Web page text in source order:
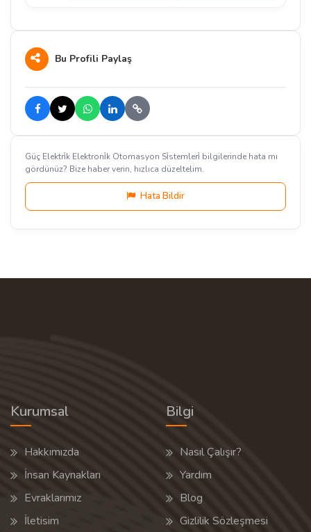
Bu Profili Paylaş
Güç Elektri̇k Elektroni̇k Otomasyon Si̇stemleri̇ bilgilerinde hata mı
gördünüz? Bize haber verin, hızlıca düzeltelim.
Hata Bildir
Kurumsal
Hakkımızda
İnsan Kaynakları
Evraklarımız
İletisim
Bilgi
Nasıl Çalışır?
Yardım
Blog
Gizlilik Sözleşmesi